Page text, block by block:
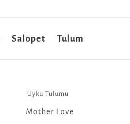
Salopet Tulum
Uyku Tulumu
Mother Love